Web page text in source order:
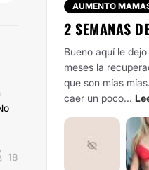
18
AUMENTO
2 SEMANAS
Bueno aquí le
meses la
que son mías
caer un poco...